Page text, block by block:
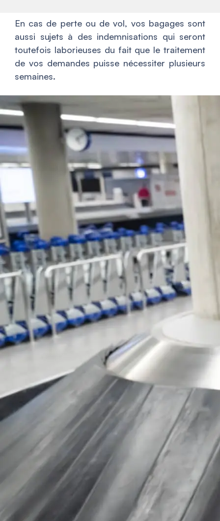
En cas de perte ou de vol, vos bagages sont
aussi sujets à des indemnisations qui seront
toutefois laborieuses du fait que le traitement
de vos demandes puisse nécessiter plusieurs
semaines.